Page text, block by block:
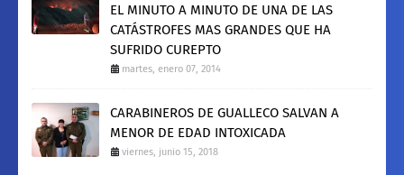
EL MINUTO A MINUTO DE UNA DE LAS
CATÁSTROFES MAS GRANDES QUE HA
SUFRIDO CUREPTO
martes, enero 07, 2014
CARABINEROS DE GUALLECO SALVAN A
MENOR DE EDAD INTOXICADA
viernes, junio 15, 2018